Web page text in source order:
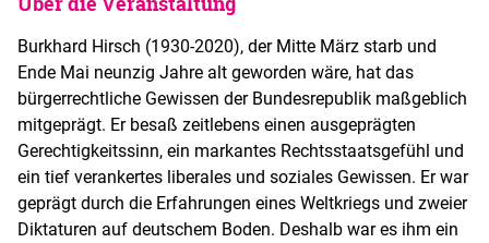
Burkhard Hirsch (1930-2020), der Mitte März starb und
Ende Mai neunzig Jahre alt geworden wäre, hat das
bürgerrechtliche Gewissen der Bundesrepublik maßgeblich
mitgeprägt. Er besaß zeitlebens einen ausgeprägten
Gerechtigkeitssinn, ein markantes Rechtsstaatsgefühl und
ein tief verankertes liberales und soziales Gewissen. Er war
geprägt durch die Erfahrungen eines Weltkriegs und zweier
Diktaturen auf deutschem Boden. Deshalb war es ihm ein